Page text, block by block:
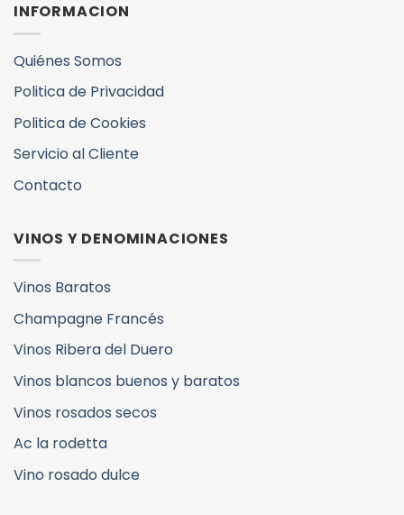
INFORMACION
Quiénes Somos
Politica de Privacidad
Politica de Cookies
Servicio al Cliente
Contacto
VINOS Y DENOMINACIONES
Vinos Baratos
Champagne Francés
Vinos Ribera del Duero
Vinos blancos buenos y baratos
Vinos rosados secos
Ac la rodetta
Vino rosado dulce